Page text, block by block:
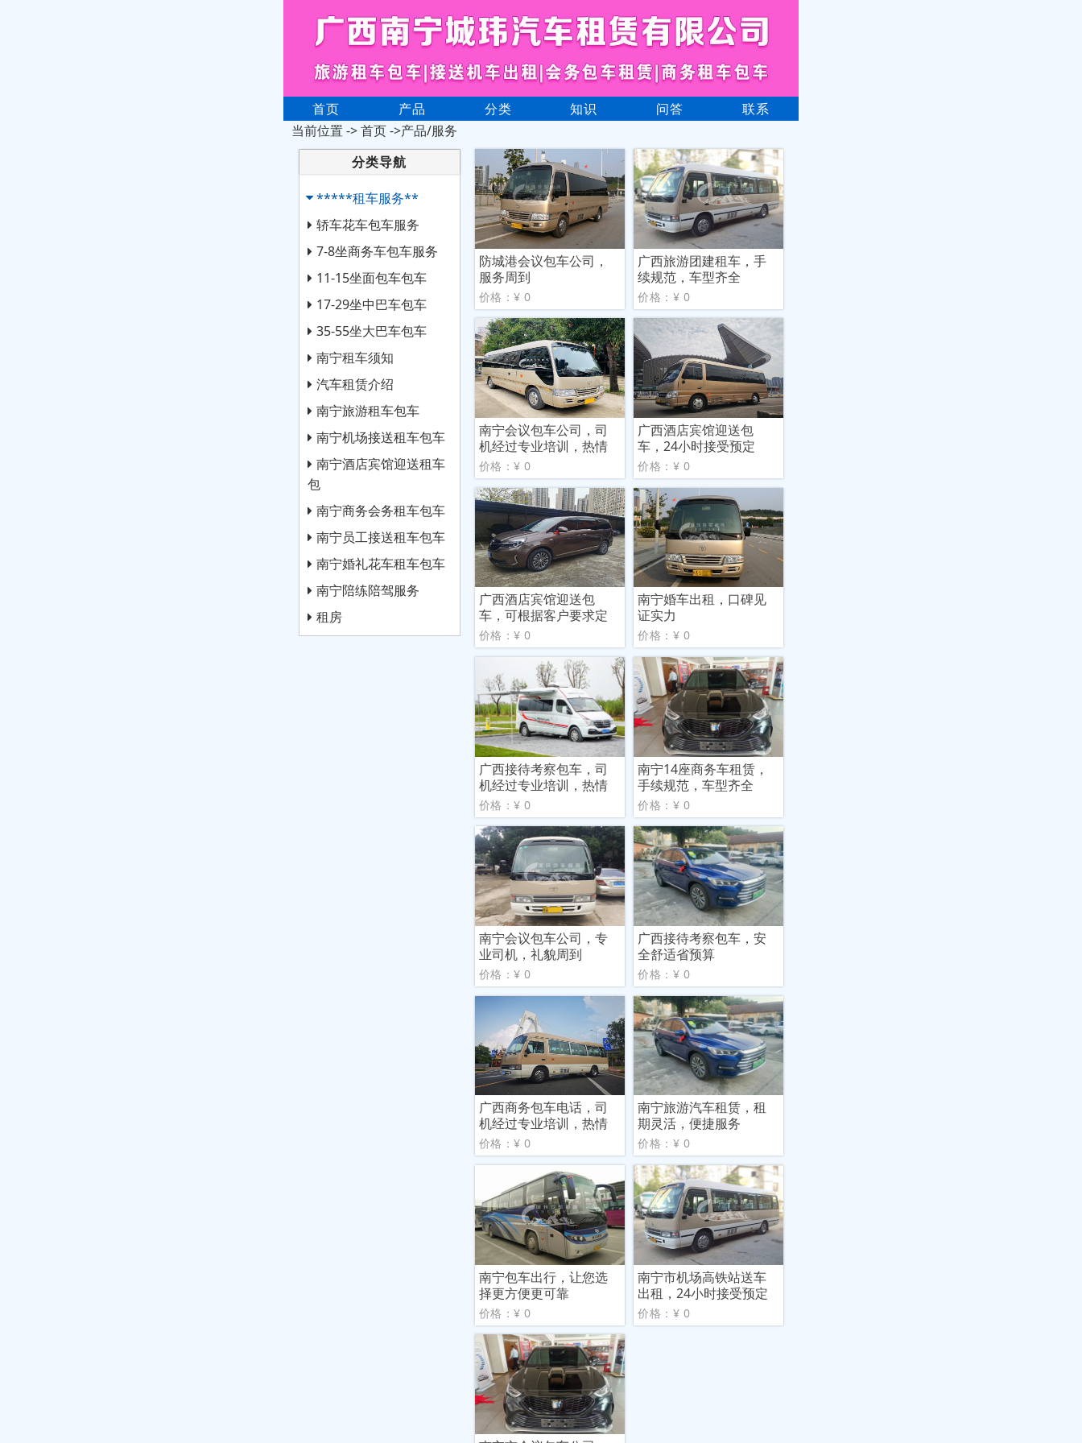
首页 产品 分类 知识 问答
联系
当前位置 ->首页->产品/服务
分类导航
*****租车服务**
轿车花车包车服务
7-8坐商务车包车服务
11-15坐面包车包车
17-29坐中巴车包车
35-55坐大巴车包车
南宁租车须知
汽车租赁介绍
南宁旅游租车包车
南宁机场接送租车包车
南宁酒店宾馆迎送租车
包
南宁商务会务租车包车
南宁员工接送租车包车
南宁婚礼花车租车包车
南宁陪练陪驾服务
租房
防城港会议包车公司，
服务周到
价格：¥ 0
广西旅游团建租车，手
续规范，车型齐全
价格：¥ 0
南宁会议包车公司，司
机经过专业培训，热情
微笑
价格：¥ 0
广西酒店宾馆迎送包
车，24小时接受预定
价格：¥ 0
广西酒店宾馆迎送包
车，可根据客户要求定
制租车
价格：¥ 0
南宁婚车出租，口碑见
证实力
价格：¥ 0
广西接待考察包车，司
机经过专业培训，热情
微笑
价格：¥ 0
南宁14座商务车租赁，
手续规范，车型齐全
价格：¥ 0
南宁会议包车公司，专
业司机，礼貌周到
价格：¥ 0
广西接待考察包车，安
全舒适省预算
价格：¥ 0
广西商务包车电话，司
机经过专业培训，热情
微笑
价格：¥ 0
南宁旅游汽车租赁，租
期灵活，便捷服务
价格：¥ 0
南宁包车出行，让您选
择更方便更可靠
价格：¥ 0
南宁市机场高铁站送车
出租，24小时接受预定
价格：¥ 0